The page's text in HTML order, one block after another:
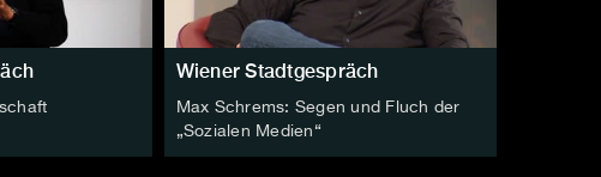
Wiener Stadtgespräch
Max Schrems: Segen und Fluch der
„Sozialen Medien“